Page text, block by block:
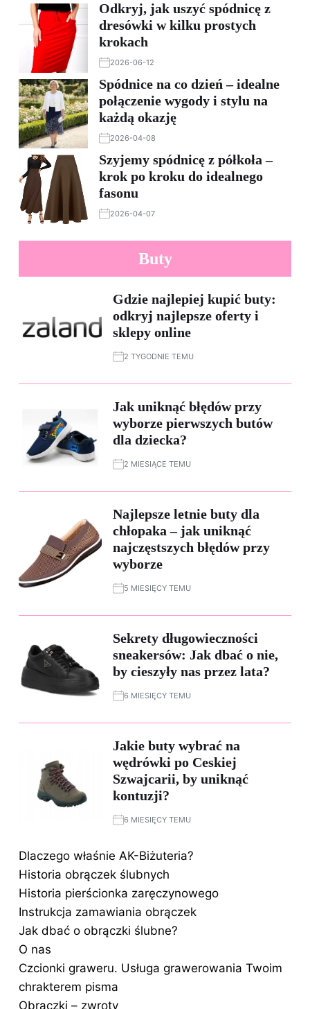
Odkryj, jak uszyć spódnicę z
dresówki w kilku prostych
krokach
2026-06-12
Spódnice na co dzień – idealne
połączenie wygody i stylu na
każdą okazję
2026-04-08
Szyjemy spódnicę z półkoła –
krok po kroku do idealnego
fasonu
2026-04-07
Buty
Gdzie najlepiej kupić buty:
odkryj najlepsze oferty i
sklepy online
2 TYGODNIE TEMU
Jak uniknąć błędów przy
wyborze pierwszych butów
dla dziecka?
2 MIESIĄCE TEMU
Najlepsze letnie buty dla
chłopaka – jak uniknąć
najczęstszych błędów przy
wyborze
5 MIESIĘCY TEMU
Sekrety długowieczności
sneakersów: Jak dbać o nie,
by cieszyły nas przez lata?
6 MIESIĘCY TEMU
Jakie buty wybrać na
wędrówki po Ceskiej
Szwajcarii, by uniknąć
kontuzji?
6 MIESIĘCY TEMU
Dlaczego właśnie AK-Biżuteria?
Historia obrączek ślubnych
Historia pierścionka zaręczynowego
Instrukcja zamawiania obrączek
Jak dbać o obrączki ślubne?
O nas
Czcionki graweru. Usługa grawerowania Twoim
chrakterem pisma
Obrączki – zwroty